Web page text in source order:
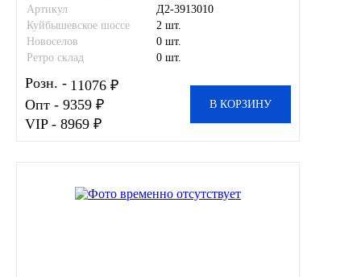
Автотовары
Автохимия
Артикул
Д2-3913010
Куйбышевское шоссе
2 шт.
Новоселов
0 шт.
Ретро склад
0 шт.
Розн. - 11076 ₽
Опт - 9359 ₽
VIP - 8969 ₽
В КОРЗИНУ